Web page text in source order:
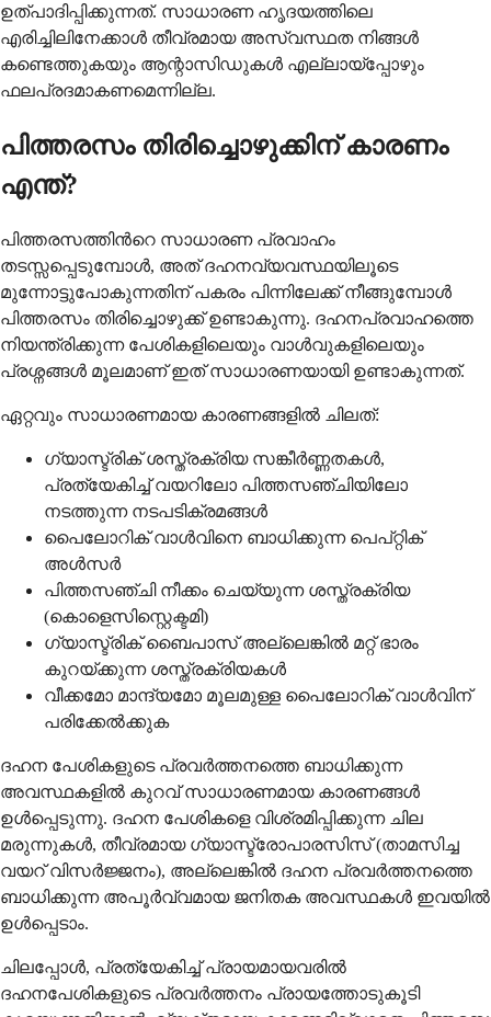
ഉത്പാദിപ്പിക്കുന്നത്‌. സാധാരണ ഹൃദയത്തിലെ
എരിച്ചിലിനേക്കാള്‍ തീവ്രമായ അസ്വസ്ഥത നിങ്ങള്‍
കണ്ടെത്തുകയും ആന്റാസിഡുകള്‍ എല്ലായ്പ്പോഴും
ഫലപ്രദമാകണമെന്നില്ല.
പിത്തരസം തിരിച്ചൊഴുക്കിന്‌ കാരണം
എന്ത്‌?
പിത്തരസത്തിന്‍റെ സാധാരണ പ്രവാഹം
തടസ്സപ്പെടുമ്പോള്‍, അത്‌ ദഹനവ്യവസ്ഥയിലൂടെ
മുന്നോട്ടുപോകുന്നതിന്‌ പകരം പിന്നിലേക്ക്‌ നീങ്ങുമ്പോള്‍
പിത്തരസം തിരിച്ചൊഴുക്ക്‌ ഉണ്ടാകുന്നു. ദഹനപ്രവാഹത്തെ
നിയന്ത്രിക്കുന്ന പേശികളിലെയും വാള്‍വുകളിലെയും
പ്രശ്നങ്ങള്‍ മൂലമാണ്‌ ഇത്‌ സാധാരണയായി ഉണ്ടാകുന്നത്‌.
ഏറ്റവും സാധാരണമായ കാരണങ്ങളില്‍ ചിലത്‌:
ഗ്യാസ്ട്രിക്‌ ശസ്ത്രക്രിയ സങ്കീര്‍ണ്ണതകള്‍,
പ്രത്യേകിച്ച്‌ വയറിലോ പിത്തസഞ്ചിയിലോ
നടത്തുന്ന നടപടിക്രമങ്ങള്‍
പൈലോറിക്‌ വാള്‍വിനെ ബാധിക്കുന്ന പെപ്റ്റിക്‌
അള്‍സര്‍
പിത്തസഞ്ചി നീക്കം ചെയ്യുന്ന ശസ്ത്രക്രിയ
(കൊളെസിസ്റ്റെക്ടമി)
ഗ്യാസ്ട്രിക്‌ ബൈപാസ്‌ അല്ലെങ്കില്‍ മറ്റ്‌ ഭാരം
കുറയ്ക്കുന്ന ശസ്ത്രക്രിയകള്‍
വീക്കമോ മാന്ദ്യമോ മൂലമുള്ള പൈലോറിക്‌ വാള്‍വിന്‌
പരിക്കേല്‍ക്കുക
ദഹന പേശികളുടെ പ്രവര്‍ത്തനത്തെ ബാധിക്കുന്ന
അവസ്ഥകളില്‍ കുറവ്‌ സാധാരണമായ കാരണങ്ങള്‍
ഉള്‍പ്പെടുന്നു. ദഹന പേശികളെ വിശ്രമിപ്പിക്കുന്ന ചില
മരുന്നുകള്‍, തീവ്രമായ ഗ്യാസ്ട്രോപാരസിസ്‌ (താമസിച്ച
വയറ്‌ വിസര്‍ജ്ജനം), അല്ലെങ്കില്‍ ദഹന പ്രവര്‍ത്തനത്തെ
ബാധിക്കുന്ന അപൂര്‍വ്വമായ ജനിതക അവസ്ഥകള്‍ ഇവയില്‍
ഉള്‍പ്പെടാം.
ചിലപ്പോൾ, പ്രത്യേകിച്ച് പ്രായമായവരിൽ
ദഹനപേശികളുടെ പ്രവർത്തനം പ്രായത്തോടുകൂടി